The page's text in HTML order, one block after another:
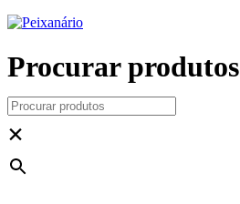
Procurar produtos
×